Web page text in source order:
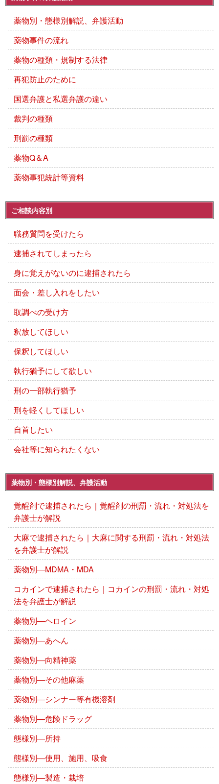
薬物別・態様別解説、弁護活動
薬物事件の流れ
薬物の種類・規制する法律
再犯防止のために
国選弁護と私選弁護の違い
裁判の種類
刑罰の種類
薬物Q＆A
薬物事犯統計等資料
ご相談内容別
職務質問を受けたら
逮捕されてしまったら
身に覚えがないのに逮捕されたら
面会・差し入れをしたい
取調べの受け方
釈放してほしい
保釈してほしい
執行猶予にして欲しい
刑の一部執行猶予
刑を軽くしてほしい
自首したい
会社等に知られたくない
薬物別・態様別解説、弁護活動
覚醒剤で逮捕されたら｜覚醒剤の刑罰・流れ・対処法を
弁護士が解説
大麻で逮捕されたら｜大麻に関する刑罰・流れ・対処法
を弁護士が解説
薬物別―MDMA・MDA
コカインで逮捕されたら｜コカインの刑罰・流れ・対処
法を弁護士が解説
薬物別―ヘロイン
薬物別―あへん
薬物別―向精神薬
薬物別―その他麻薬
薬物別―シンナー等有機溶剤
薬物別―危険ドラッグ
態様別―所持
態様別―使用、施用、吸食
態様別―製造・栽培